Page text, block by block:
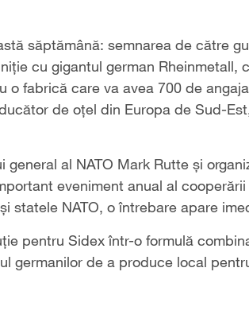
săptămână: semnarea de către
cu gigantul german Rheinmetall,
o fabrică care va avea 700 de
de oţel din Europa de Sud-
al NATO Mark Rutte şi
eveniment anual al
statele NATO, o întrebare apare
pentru Sidex într-o formulă
germanilor de a produce local